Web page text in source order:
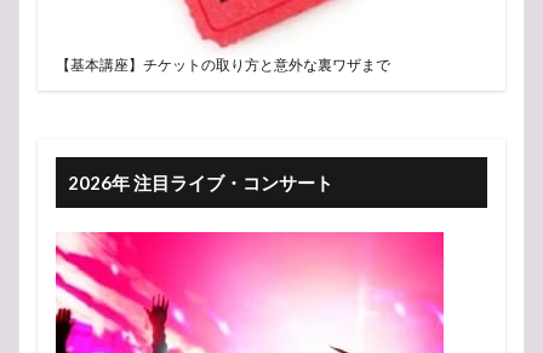
【基本講座】チケットの取り方と意外な裏ワザまで
2026年 注目ライブ・コンサート